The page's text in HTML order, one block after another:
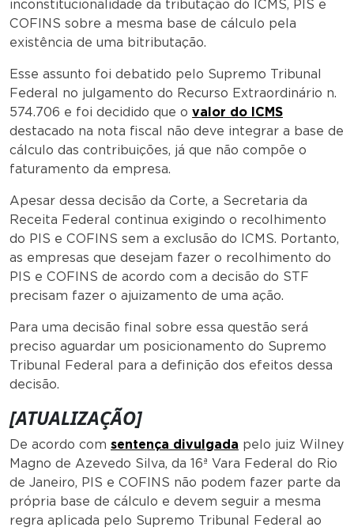
inconstitucionalidade da tributação do ICMS, PIS e
COFINS sobre a mesma base de cálculo pela
existência de uma bitributação.
Esse assunto foi debatido pelo Supremo Tribunal
Federal no julgamento do Recurso Extraordinário n.
574.706 e foi decidido que o valor do ICMS
destacado na nota fiscal não deve integrar a base de
cálculo das contribuições, já que não compõe o
faturamento da empresa.
Apesar dessa decisão da Corte, a Secretaria da
Receita Federal continua exigindo o recolhimento
do PIS e COFINS sem a exclusão do ICMS. Portanto,
as empresas que desejam fazer o recolhimento do
PIS e COFINS de acordo com a decisão do STF
precisam fazer o ajuizamento de uma ação.
Para uma decisão final sobre essa questão será
preciso aguardar um posicionamento do Supremo
Tribunal Federal para a definição dos efeitos dessa
decisão.
[ATUALIZAÇÃO]
De acordo com sentença divulgada pelo juiz Wilney
Magno de Azevedo Silva, da 16ª Vara Federal do Rio
de Janeiro, PIS e COFINS não podem fazer parte da
própria base de cálculo e devem seguir a mesma
regra aplicada pelo Supremo Tribunal Federal ao